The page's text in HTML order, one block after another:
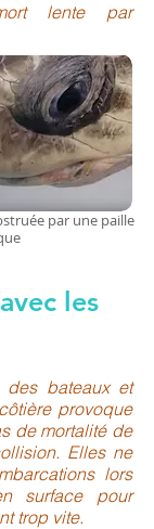
lente par
par une paille
les
des bateaux et
provoque
de mortalité de
Elles ne
lors
surface pour
trop vite.